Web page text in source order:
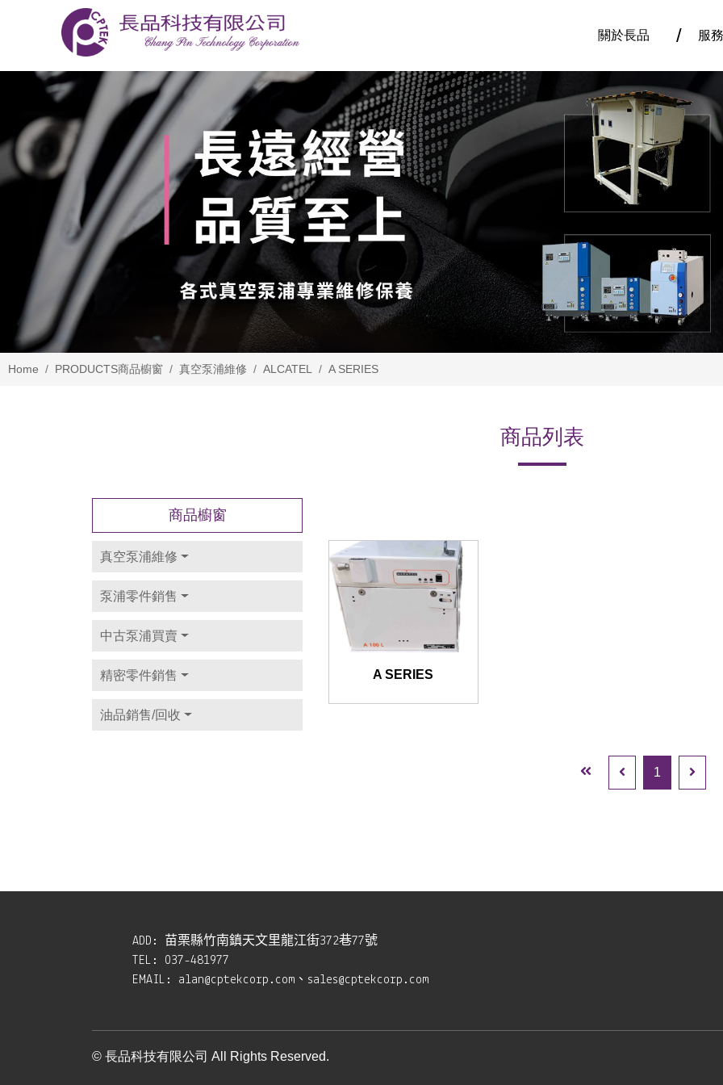
關於長品 服
Home PRODUCTS商品櫥窗 真空泵浦維修 ALCATEL A SERIES
商品列表
商品櫥窗
真空泵浦維修
泵浦零件銷售
中古泵浦買賣
精密零件銷售
油品銷售/回收
A SERIES
1
ADD:
苗栗縣竹南鎮天文里龍江街372巷77號
TEL: 037-481977
EMAIL: alan@cptekcorp.com、sales@cptekcorp.com
© 長品科技有限公司 All Rights Reserved.